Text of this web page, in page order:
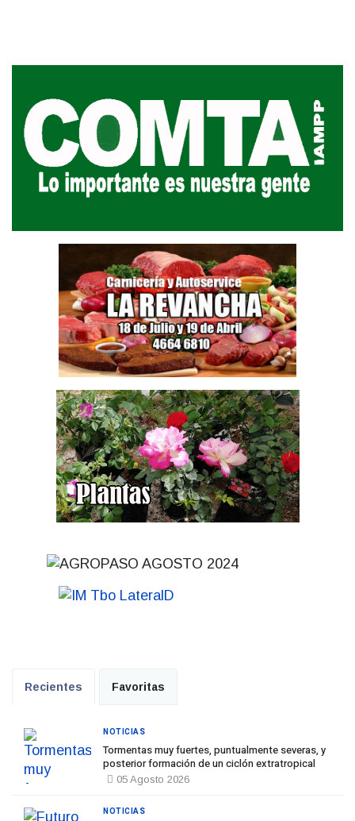
Recientes Favoritas
Tormentas muy fuertes, puntualmente severas, y
posterior formación de un ciclón extratropical
05 Agosto 2026
NOTICIAS
NOTICIAS